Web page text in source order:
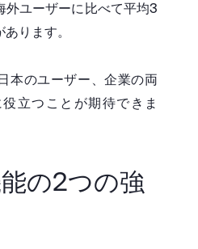
外ユーザーに比べて平均3
ります。
本のユーザー、企業の両
立つことが期待できま
の2つの強